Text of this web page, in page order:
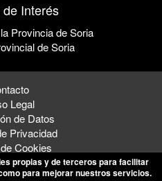
Interés
Provincia de Soria
de Soria
Legal
de Datos
Privacidad
Cookies
propias y de terceros para facilitar
para mejorar nuestros servicios.